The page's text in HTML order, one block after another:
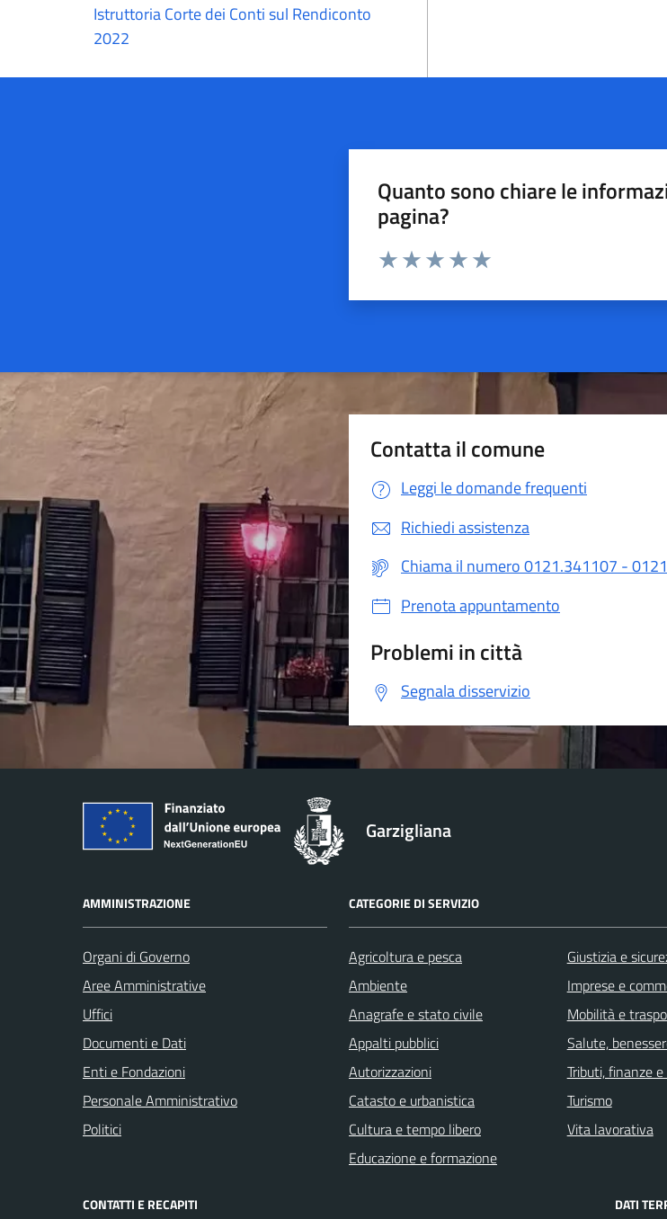
Istruttoria Corte dei Conti sul Rendiconto
2022
Quanto sono chiare le
pagina?
Valuta da 1 a 5 stelle la pagina
Contatta il comune
Leggi le domande frequenti
Richiedi assistenza
Chiama il numero 0121.341107 -
Prenota appuntamento
Problemi in città
Segnala disservizio
Garzigliana
AMMINISTRAZIONE
Organi di Governo
Aree Amministrative
Uffici
Documenti e Dati
Enti e Fondazioni
Personale Amministrativo
Politici
CATEGORIE DI SERVIZIO
Agricoltura e pesca
Ambiente
Anagrafe e stato civile
Appalti pubblici
Autorizzazioni
Catasto e urbanistica
Cultura e tempo libero
Educazione e formazione
Giustizia e
Imprese e
Mobilità e
Salute,
Tributi, finanze
Turismo
Vita lavorativa
CONTATTI E RECAPITI DATI